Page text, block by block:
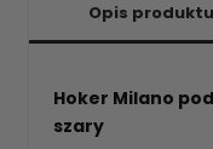
Opis produktu
Hoker Milano
szary